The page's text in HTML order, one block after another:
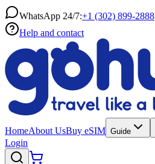
WhatsApp 24/7:+1 (302) 899-2888
Help and contact
HomeAbout UsBuy eSIM Guide
Login